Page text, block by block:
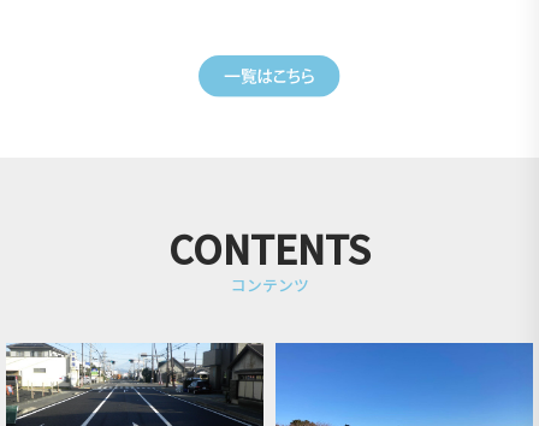
CONTENTS
コンテンツ